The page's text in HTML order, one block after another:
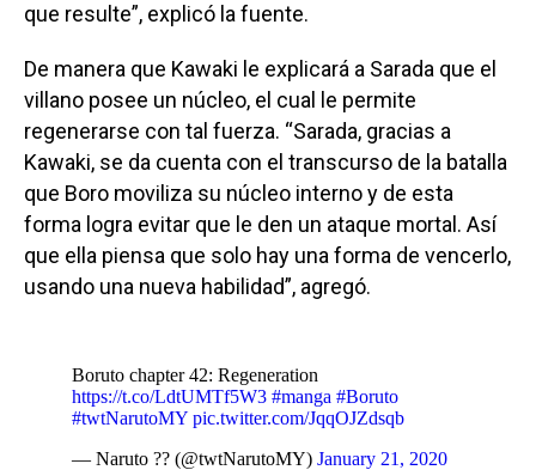
que resulte”, explicó la fuente.
De manera que Kawaki le explicará a Sarada que el
villano posee un núcleo, el cual le permite
regenerarse con tal fuerza. “Sarada, gracias a
Kawaki, se da cuenta con el transcurso de la batalla
que Boro moviliza su núcleo interno y de esta
forma logra evitar que le den un ataque mortal. Así
que ella piensa que solo hay una forma de vencerlo,
usando una nueva habilidad”, agregó.
Boruto chapter 42: Regeneration
https://t.co/LdtUMTf5W3 #manga #Boruto
#twtNarutoMY pic.twitter.com/JqqOJZdsqb
— Naruto ?? (@twtNarutoMY) January 21, 2020